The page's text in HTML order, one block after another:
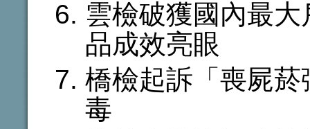
雲檢破獲國內最
品成效亮眼
橋檢起訴「喪屍
毒